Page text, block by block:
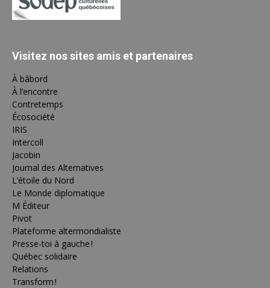
Visitez nos sites amis et partenaires
À bâbord
À l’encontre
Contretemps
Écosociété
IRIS
Intercoll
Jacobin
Journal des Alternatives
L’étoile du Nord
Le Monde diplomatique
M Éditeur
Pivot
Plateforme altermondialiste
Presse-toi à gauche !
Québec solidaire
Relations
Transform !